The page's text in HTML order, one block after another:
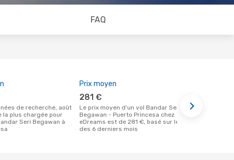
FAQ
la plus chargée pour
Seri Begawan à
Prix moyen
281 €
Le prix moyen d'un vol Bandar Seri
Begawan - Puerto Princesa chez
eDreams est de 281 €, basé sur le prix
des 6 derniers mois